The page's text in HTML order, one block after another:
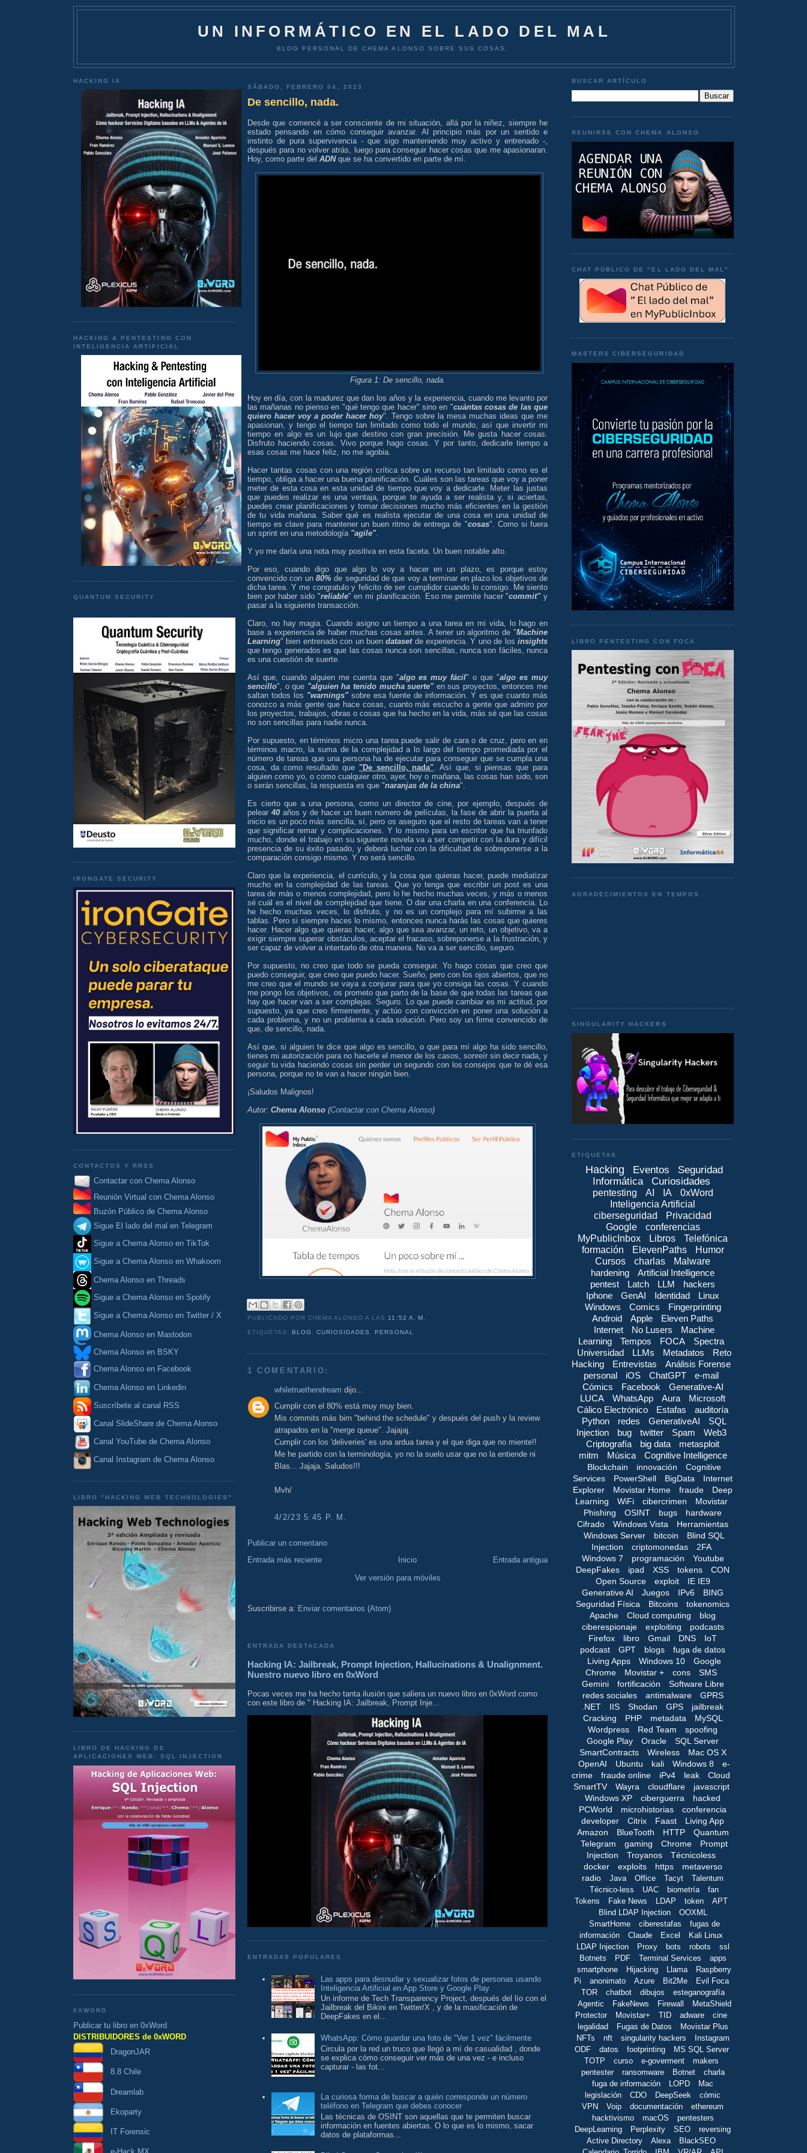
UN INFORMÁTICO EN EL LADO DEL MAL
BLOG PERSONAL DE CHEMA ALONSO SOBRE SUS COSAS.
HACKING IA
HACKING & PENTESTING CON
INTELIGENCIA ARTIFICIAL
QUANTUM SECURITY
IRONGATE SECURITY
CONTACTOS Y RRSS
Contactar con Chema Alonso
Reunión Virtual con Chema Alonso
Buzón Público de Chema Alonso
Sigue El lado del mal en Telegram
Sigue a Chema Alonso en TikTok
Sigue a Chema Alonso en Whakoom
Chema Alonso en Threads
Sigue a Chema Alonso en Spotify
Sigue a Chema Alonso en Twitter / X
Chema Alonso en Mastodon
Chema Alonso en BSKY
Chema Alonso en Facebook
Chema Alonso en Linkedin
Suscríbete al canal RSS
Canal SlideShare de Chema Alonso
Canal YouTube de Chema Alonso
Canal Instagram de Chema Alonso
LIBRO "HACKING WEB TECHNOLOGIES"
LIBRO DE HACKING DE
APLICACIONES WEB: SQL INJECTION
0XWORD
Publicar tu libro en 0xWord
DISTRIBUIDORES de 0xWORD
DragonJAR
8.8 Chile
Dreamlab
Ekoparty
IT Forensic
SÁBADO, FEBRERO 04, 2023
De sencillo, nada.
Desde que comencé a ser consciente de mi situación, allá por la niñez, siempre he
estado pensando en cómo conseguir avanzar. Al principio más por un sentido e
instinto de pura supervivencia - que sigo manteniendo muy activo y entrenado -,
después para no volver atrás, luego para conseguir hacer cosas que me apasionaran.
Hoy, como parte del ADNque se ha convertido en parte de mí.
Figura 1: De sencillo, nada.
Hoy en día, con la madurez que dan los años y la experiencia, cuando me levanto por
las mañanas no pienso en "qué tengo que hacer" sino en "cuántas cosas de las que
quiero hacer voy a poder hacer hoy". Tengo sobre la mesa muchas ideas que me
apasionan, y tengo el tiempo tan limitado como todo el mundo, así que invertir mi
tiempo en algo es un lujo que destino con gran precisión. Me gusta hacer cosas.
Disfruto haciendo cosas. Vivo porque hago cosas. Y por tanto, dedicarle tiempo a
esas cosas me hace feliz, no me agobia.
Hacer tantas cosas con una región crítica sobre un recurso tan limitado como es el
tiempo, obliga a hacer una buena planificación. Cuáles son las tareas que voy a poner
meter de esta cosa en esta unidad de tiempo que voy a dedicarle. Meter las justas
que puedes realizar es una ventaja, porque te ayuda a ser realista y, si aciertas,
puedes crear planificaciones y tomar decisiones mucho más eficientes en la gestión
de tu vida mañana. Saber qué es realista ejecutar de una cosa en una unidad de
tiempo es clave para mantener un buen ritmo de entrega de "cosas". Como si fuera
un sprint en una metodología "agile".
Y yo me daría una nota muy positiva en esta faceta. Un buen notable alto.
Por eso, cuando digo que algo lo voy a hacer en un plazo, es porque estoy
convencido con un 80% de seguridad de que voy a terminar en plazo los objetivos de
dicha tarea. Y me congratulo y felicito de ser cumplidor cuando lo consigo. Me siento
bien por haber sido "reliable" en mi planificación. Eso me permite hacer "commit"y
pasar a la siguiente transacción.
Claro, no hay magia. Cuando asigno un tiempo a una tarea en mi vida, lo hago en
base a experiencia de haber muchas cosas antes. A tener un algoritmo de "Machine
Learning" bien entrenado con un buendatasetde experiencia. Y uno de losinsights
que tengo generados es que las cosas nunca son sencillas, nunca son fáciles, nunca
es una cuestión de suerte.
Así que, cuando alguien me cuenta que "algo es muy fácil" o que "algo es muy
sencillo", o que "alguien ha tenido mucha suerte"en sus proyectos, entonces me
saltan todos los "warnings"sobre esa fuente de información. Y es que cuanto más
conozco a más gente que hace cosas, cuanto más escucho a gente que admiro por
los proyectos, trabajos, obras o cosas que ha hecho en la vida, más sé que las cosas
no son sencillas para nadie nunca.
Por supuesto, en términos micro una tarea puede salir de cara o de cruz, pero en en
términos macro, la suma de la complejidad a lo largo del tiempo promediada por el
número de tareas que una persona ha de ejecutar para conseguir que se cumpla una
cosa, da como resultado que "De sencillo, nada" . Así que, si piensas que para
alguien como yo, o como cualquier otro, ayer, hoy o mañana, las cosas han sido, son
o serán sencillas, la respuesta es que "naranjas de la china".
Es cierto que a una persona, como un director de cine, por ejemplo, después de
pelear 40 años y de hacer un buen número de películas, la fase de abrir la puerta al
inicio es un poco más sencilla, sí, pero os aseguro que el resto de tareas van a tener
que significar remar y complicaciones. Y lo mismo para un escritor que ha triunfado
mucho, donde el trabajo en su siguiente novela va a ser competir con la dura y difícil
presencia de su éxito pasado, y deberá luchar con la dificultad de sobreponerse a la
comparación consigo mismo. Y no será sencillo.
Claro que la experiencia, el currículo, y la cosa que quieras hacer, puede mediatizar
mucho en la complejidad de las tareas. Que yo tenga que escribir un post es una
tarea de más o menos complejidad, pero lo he hecho muchas veces, y más o menos
sé cuál es el nivel de complejidad que tiene. O dar una charla en una conferencia. Lo
he hecho muchas veces, lo disfruto, y no es un complejo para mí subirme a las
tablas. Pero si siempre haces lo mismo, entonces nunca harás las cosas que quieres
hacer. Hacer algo que quieras hacer, algo que sea avanzar, un reto, un objetivo, va a
exigir siempre superar obstáculos, aceptar el fracaso, sobreponerse a la frustración, y
ser capaz de volver a intentarlo de otra manera. No va a ser sencillo, seguro.
Por supuesto, no creo que todo se pueda conseguir. Yo hago cosas que creo que
puedo conseguir, que creo que puedo hacer. Sueño, pero con los ojos abiertos, que no
me creo que el mundo se vaya a conjurar para que yo consiga las cosas. Y cuando
me pongo los objetivos, os prometo que parto de la base de que todas las tareas que
hay que hacer van a ser complejas. Seguro. Lo que puede cambiar es mi actitud, por
supuesto, ya que creo firmemente, y actúo con convicción en poner una solución a
cada problema, y no un problema a cada solución. Pero soy un firme convencido de
que, de sencillo, nada.
Así que, si alguien te dice que algo es sencillo, o que para mí algo ha sido sencillo,
tienes mi autorización para no hacerle el menor de los casos, sonreír sin decir nada, y
seguir tu vida haciendo cosas sin perder un segundo con los consejos que te dé esa
persona, porque no te van a hacer ningún bien.
¡Saludos Malignos!
Autor: Chema Alonso (Contactar con Chema Alonso)
PUBLICADO POR CHEMA ALONSOA LAS 11:52 A. M.
ETIQUETAS: BLOG ,CURIOSIDADES PERSONAL
1 COMENTARIO:
whiletruethendream dijo...
Cumplir con el 80% está muy muy bien.
Mis commits más birn "behind the schedule" y después del push y la review
atrapados en la "merge queue". Jajajaj.
Cumplir con los 'deliveries' es una ardua tarea y el que diga que no miente!!
Me he partido con la terminología, yo no la suelo usar que no la entiende ni
Blas... Jajaja. Saludos!!!
Mvh/
4/2/23 5:45 P. M.
Publicar un comentario
Entrada más reciente
Entrada antigua
Inicio
Ver versión para móviles
Suscribirse a: Enviar comentarios (Atom)
ENTRADA DESTACADA
Hacking IA: Jailbreak, Prompt Injection, Hallucinations & Unalignment.
Nuestro nuevo libro en 0xWord
Pocas veces me ha hecho tanta ilusión que saliera un nuevo libro en 0xWord como
con este libro de " Hacking IA: Jailbreak, Prompt Inje...
ENTRADAS POPULARES
Las apps para desnudar y sexualizar fotos de personas usando
Inteligencia Artificial en App Store y Google Play
Un informe de Tech Transparency Project, después del lío con el
Jailbreak del Bikini en Twitter/X , y de la masificación de
DeepFakes en el...
WhatsApp: Cómo guardar una foto de "Ver 1 vez" fácilmente
Circula por la red un truco que llegó a mí de casualidad , donde
se explica cómo conseguir ver más de una vez - e incluso
capturar - las fot...
La curiosa forma de buscar a quién corresponde un número
teléfono en Telegram que debes conocer
Las técnicas de OSINT son aquellas que te permiten buscar
información en fuentes abiertas. O lo que es lo mismo, sacar
datos de plataformas...
BUSCAR ARTÍCULO
REUNIRSE CON CHEMA ALONSO
CHAT PÚBLICO DE "EL LADO DEL MAL"
MASTERS CIBERSEGURIDAD
LIBRO PENTESTING CON FOCA
AGRADECIMIENTOS EN TEMPOS
SINGULARITY HACKERS
ETIQUETAS
Hacking Eventos
Seguridad
Informática
Curiosidades
pentesting AI IA
0xWord
Inteligencia Artificial
ciberseguridad
Privacidad
Google
conferencias
MyPublicInbox
Libros
Telefónica
formación
ElevenPaths
Humor
Cursos
charlas
Malware
hardening
Artificial Intelligence
pentest
Latch LLM
hackers
Iphone
GenAI Identidad
Linux
Windows
Comics
Fingerprinting
Android
Apple
Eleven Paths
Internet
No Lusers
Machine
Learning
Tempos FOCA
Spectra
Universidad
LLMs Metadatos
Reto
Hacking
Entrevistas
Análisis Forense
personal
iOS ChatGPT
e-mail
Cómics
Facebook
Generative-AI
LUCA
WhatsApp Aura
Microsoft
Cálico Electrónico
Estafas
auditoría
Python
redes GenerativeAI
SQL
Injection
bug twitter Spam
Web3
Criptografía
big data
metasploit
mitm
Música Cognitive Intelligence
Blockchain innovación
Cognitive
Services
PowerShell BigData
Internet
Explorer
Movistar Home fraude
Deep
Learning
WiFi cibercrimen
Movistar
Phishing
OSINT bugs
hardware
Cifrado
Windows Vista
Herramientas
Windows Server
bitcoin
Blind SQL
Injection
criptomonedas
2FA
Windows 7
programación
Youtube
DeepFakes
ipad XSS tokens
CON
Open Source
exploit
IE IE9
Generative AI
Juegos IPv6
BING
Seguridad Física
Bitcoins
tokenomics
Apache
Cloud computing
blog
ciberespionaje
exploiting
podcasts
Firefox
libro Gmail DNS
IoT
podcast
GPT blogs
fuga de datos
Living Apps
Windows 10
Google
Chrome
Movistar + cons
SMS
Gemini
fortificación
Software Libre
redes sociales
antimalware
GPRS
.NET
IIS Shodan GPS
jailbreak
Cracking
PHP metadata
MySQL
Wordpress
Red Team
spoofing
Google Play
Oracle
SQL Server
SmartContracts
Wireless
Mac OS X
OpenAI
Ubuntu kali Windows 8
e-
crime
fraude online iPv4 leak
Cloud
SmartTV
Wayra cloudflare
javascript
Windows XP
ciberguerra
hacked
PCWorld
microhistorias
conferencia
developer
Citrix Faast
Living App
Amazon
BlueTooth HTTP
Quantum
Telegram
gaming Chrome
Prompt
Injection
Troyanos
Técnicoless
docker
exploits https
metaverso
radio
Java Office Tacyt
Talentum
Técnico-less
UAC biometría
fan
Tokens
Fake News LDAP token
APT
Blind LDAP Injection
OOXML
SmartHome
ciberestafas
fugas de
información
Claude Excel
Kali Linux
LDAP Injection
Proxy bots robots
ssl
Botnets
PDF Terminal Services
apps
smartphone
Hijacking Llama
Raspberry
Pi
anonimato Azure Bit2Me
Evil Foca
TOR
chatbot dibujos
esteganografía
Agentic
FakeNews Firewall
MetaShield
Protector
Movistar+ TID adware
cine
legalidad
Fugas de Datos
Movistar Plus
NFTs
nft singularity hackers
Instagram
ODF
datos footprinting
MS SQL Server
TOTP
curso e-goverment
makers
pentester
ransomware Botnet
charla
fuga de información
LOPD
Mac
legislación
CDO DeepSeek
cómic
VPN
Voip documentación
ethereum
hacktivismo
macOS
pentesters
DeepLearning
Perplexity SEO
reversing
Active Directory
Alexa
BlackSEO